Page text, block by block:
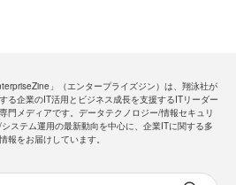
」（エンタープライズジン）は、翔泳社が
る企業のIT活用とビジネス成長を支援するITリーダー
門メディアです。データテクノロジー/情報セキュリ
システム運用の最新動向を中心に、企業ITに関する多
報をお届けしています。